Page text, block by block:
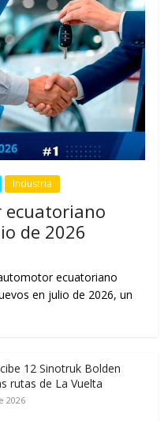
Industria
ecuatoriano
de 2026
ecuatoriano
en julio de 2026, un
12 Sinotruk Bolden
rutas de La Vuelta
2026